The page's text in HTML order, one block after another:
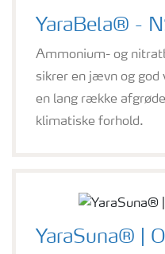
YaraBela® -
Ammonium- og
sikrer en jævn og god
en lang række
klimatiske forhold.
YaraSuna® |